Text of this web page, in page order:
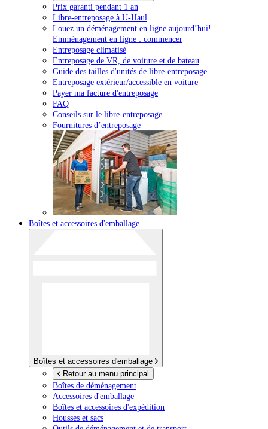
Prix garanti pendant 1 an
Libre-entreposage à U-Haul
Louez un déménagement en ligne aujourd’hui!
Emménagement en ligne : commencer
Entreposage climatisé
Entreposage de VR, de voiture et de bateau
Guide des tailles d'unités de libre-entreposage
Entreposage extérieur/accessible en voiture
Payer ma facture d'entreposage
FAQ
Conseils sur le libre-entreposage
Fournitures d’entreposage
Boîtes et accessoires d'emballage
Boîtes et accessoires d'emballage
Retour au menu principal
Boîtes de déménagement
Accessoires d'emballage
Boîtes et accessoires d'expédition
Housses et sacs